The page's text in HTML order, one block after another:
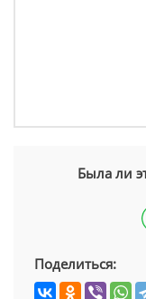
Была ли
Поделиться: